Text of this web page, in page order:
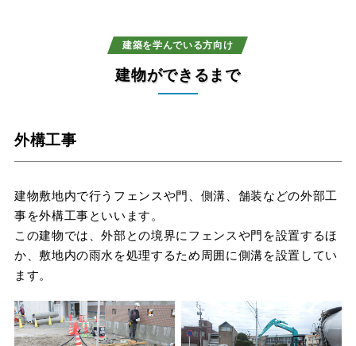
建築を学んでいる方向け
建物ができるまで
外構工事
建物敷地内で行うフェンスや門、側溝、舗装などの外部工
事を外構工事といいます。
この建物では、外部との境界にフェンスや門を設置するほ
か、敷地内の雨水を処理するため周囲に側溝を設置してい
ます。